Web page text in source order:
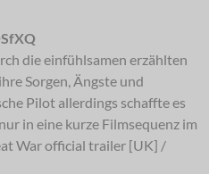
die einfühlsamen erzählten
Sorgen, Ängste und
Pilot allerdings schaffte es
in eine kurze Filmsequenz im
War official trailer [UK] /